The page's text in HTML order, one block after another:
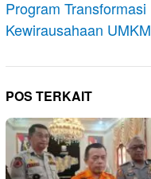
Program Transformasi
Kewirausahaan UMKM
POS TERKAIT